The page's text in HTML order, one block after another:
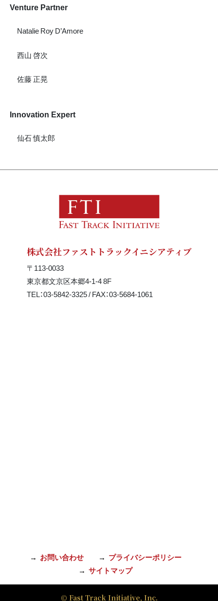
Venture Partner
Natalie Roy D’Amore
西山 啓次
佐藤 正晃
Innovation Expert
仙石 慎太郎
株式会社ファストトラックイニシアティブ
〒113-0033
東京都文京区本郷4-1-4 8F
TEL：03-5842-3325 / FAX：03-5684-1061
お問い合わせ
プライバシーポリシー
サイトマップ
© Fast Track Initiative, Inc.